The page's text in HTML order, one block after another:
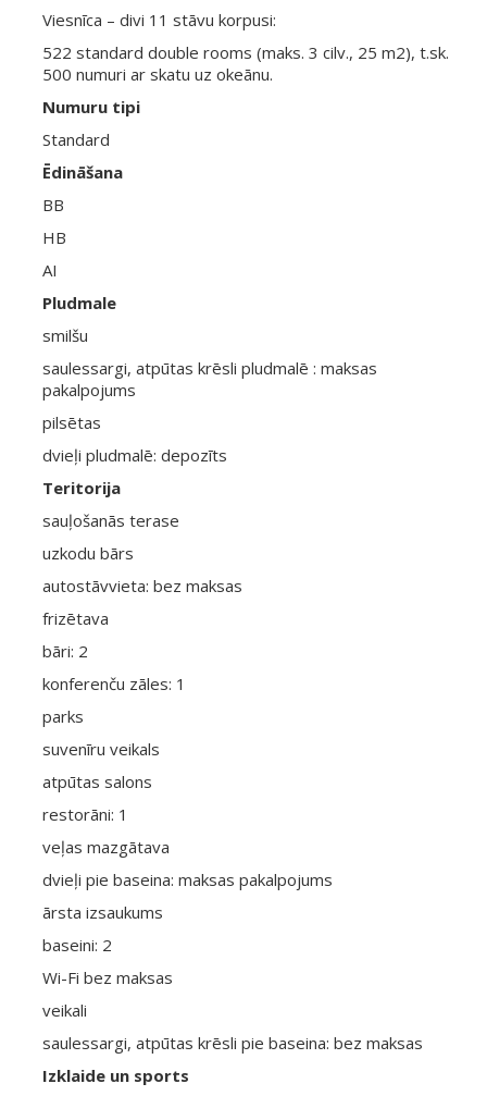
Viesnīca – divi 11 stāvu korpusi:
522 standard double rooms (maks. 3 cilv., 25 m2), t.sk.
500 numuri ar skatu uz okeānu.
Numuru tipi
Standard
Ēdināšana
BB
HB
AI
Pludmale
smilšu
saulessargi, atpūtas krēsli pludmalē : maksas
pakalpojums
pilsētas
dvieļi pludmalē: depozīts
Teritorija
sauļošanās terase
uzkodu bārs
autostāvvieta: bez maksas
frizētava
bāri: 2
konferenču zāles: 1
parks
suvenīru veikals
atpūtas salons
restorāni: 1
veļas mazgātava
dvieļi pie baseina: maksas pakalpojums
ārsta izsaukums
baseini: 2
Wi-Fi bez maksas
veikali
saulessargi, atpūtas krēsli pie baseina: bez maksas
Izklaide un sports